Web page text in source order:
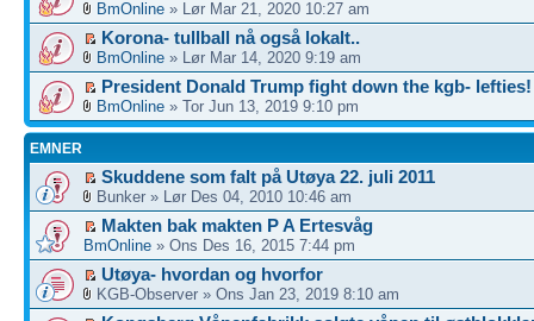
BmOnline » Lør Mar 21, 2020 10:27 am
Korona- tullball nå også lokalt..
BmOnline » Lør Mar 14, 2020 9:19 am
President Donald Trump fight down the kgb- lefties!
BmOnline » Tor Jun 13, 2019 9:10 pm
EMNER
Skuddene som falt på Utøya 22. juli 2011
Bunker » Lør Des 04, 2010 10:46 am
Makten bak makten P A Ertesvåg
BmOnline » Ons Des 16, 2015 7:44 pm
Utøya- hvordan og hvorfor
KGB-Observer » Ons Jan 23, 2019 8:10 am